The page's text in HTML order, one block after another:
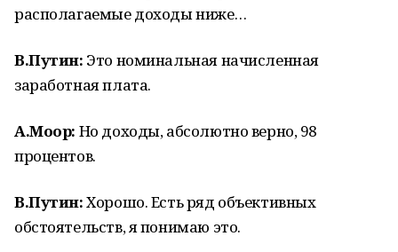
располагаемые доходы ниже…
В.Путин: Это номинальная начисленная
заработная плата.
А.Моор: Но доходы, абсолютно верно, 98
процентов.
В.Путин:Хорошо. Есть ряд объективных
обстоятельств, я понимаю это.